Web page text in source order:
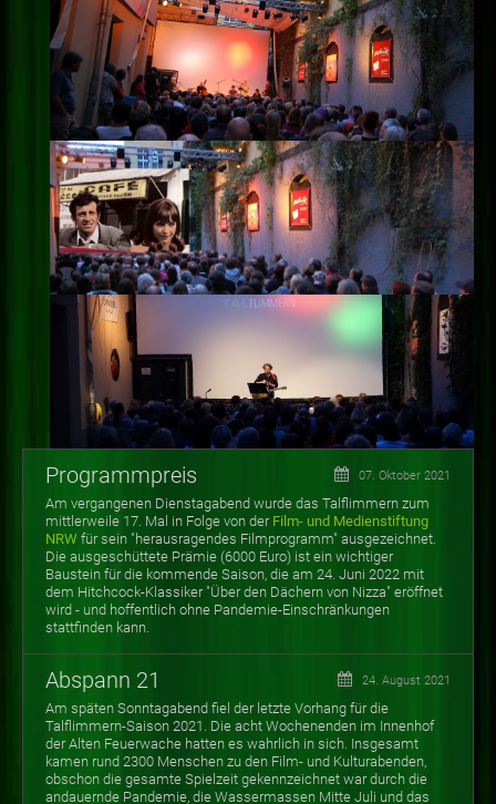
Programmpreis 07. Oktober 2021
Am vergangenen Dienstagabend wurde das Talflimmern zum
mittlerweile 17. Mal in Folge von der Film- und Medienstiftung
NRW für sein "herausragendes Filmprogramm" ausgezeichnet.
Die ausgeschüttete Prämie (6000 Euro) ist ein wichtiger
Baustein für die kommende Saison, die am 24. Juni 2022 mit
dem Hitchcock-Klassiker "Über den Dächern von Nizza" eröffnet
wird - und hoffentlich ohne Pandemie-Einschränkungen
stattfinden kann.
Abspann 21 24. August 2021
Am späten Sonntagabend fiel der letzte Vorhang für die
Talflimmern-Saison 2021. Die acht Wochenenden im Innenhof
der Alten Feuerwache hatten es wahrlich in sich. Insgesamt
kamen rund 2300 Menschen zu den Film- und Kulturabenden,
obschon die gesamte Spielzeit gekennzeichnet war durch die
andauernde Pandemie, die Wassermassen Mitte Juli und das